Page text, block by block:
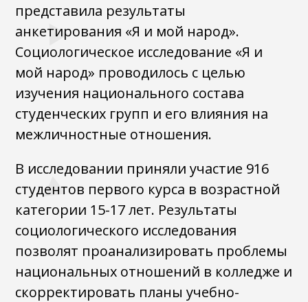
представила результаты
анкетирования «Я и мой народ».
Социологическое исследование «Я и
мой народ» проводилось с целью
изучения национального состава
студенческих групп и его влияния на
межличностные отношения.
В исследовании приняли участие 916
студентов первого курса в возрастной
категории 15-17 лет. Результаты
социологического исследования
позволят проанализировать проблемы
национальных отношений в колледже и
скорректировать планы учебно-